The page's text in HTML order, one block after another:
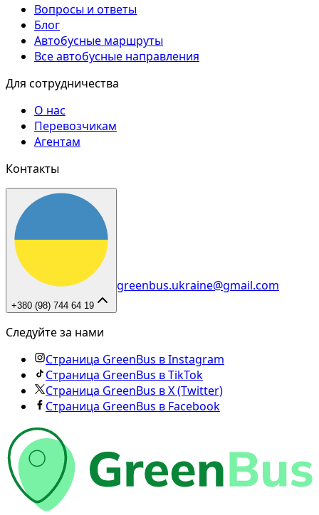
Вопросы и ответы
Блог
Автобусные маршруты
Все автобусные направления
Для сотрудничества
О нас
Перевозчикам
Агентам
Контакты
+380 (98) 744 64 19
greenbus.ukraine@gmail.com
Следуйте за нами
Страница GreenBus в Instagram
Страница GreenBus в TikTok
Страница GreenBus в X (Twitter)
Страница GreenBus в Facebook